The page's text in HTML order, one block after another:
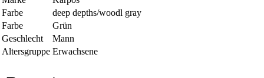
Farbe
deep depths/woodl gray
Farbe
Grün
Geschlecht
Mann
Altersgruppe Erwachsene